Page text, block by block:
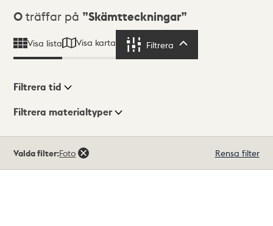
Sökresultat
0 träffar på Skämtteckningar
Visa lista Visa karta Filtrera
Visningsläge
Filtrera tid
Filtrera materialtyper
träffar
Valda filter:Foto Rensa filter